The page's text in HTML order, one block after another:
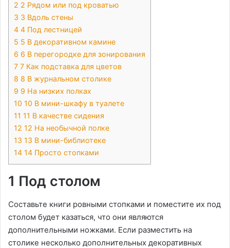
2 2 Рядом или под кроватью
3 3 Вдоль стены
4 4 Под лестницей
5 5 В декоративном камине
6 6 В перегородке для зонирования
7 7 Как подставка для цветов
8 8 В журнальном столике
9 9 На низких полках
10 10 В мини-шкафу в туалете
11 11 В качестве сидения
12 12 На необычной полке
13 13 В мини-библиотеке
14 14 Просто стопками
1 Под столом
Составьте книги ровными стопками и поместите их под
столом будет казаться, что они являются
дополнительными ножками. Если разместить на
столике несколько дополнительных декоративных